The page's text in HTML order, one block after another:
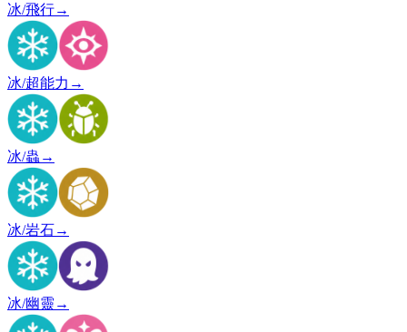
冰/飛行→
冰/超能力 →
冰/蟲 →
冰/岩石→
冰/幽靈 →